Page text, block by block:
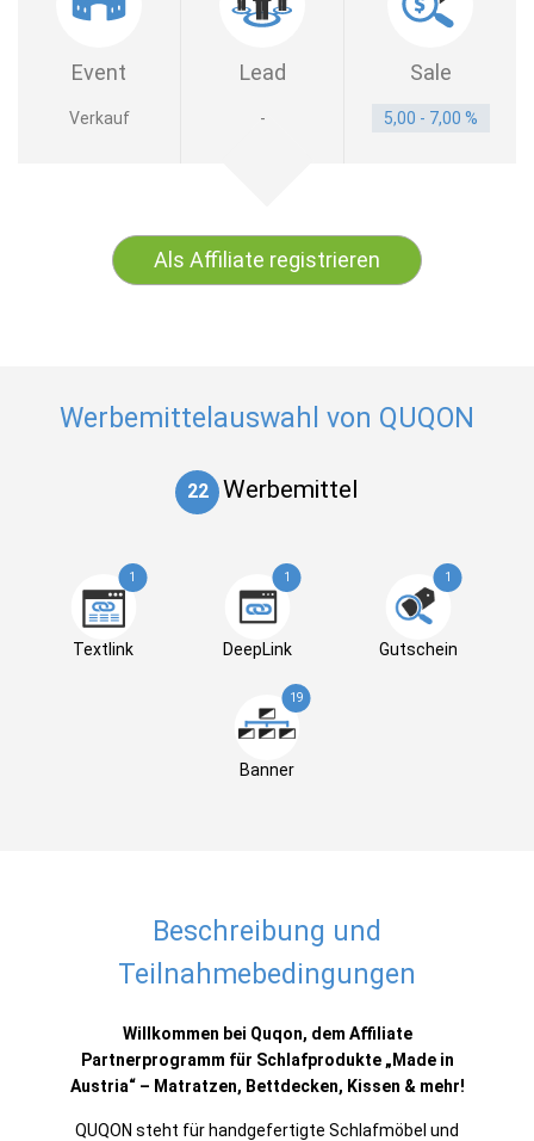
Event Lead Sale
Verkauf - 5,00 - 7,00 %
Als Affiliate registrieren
Werbemittelauswahl von QUQON
22 Werbemittel
1
Textlink
1
DeepLink
1
Gutschein
19
Banner
Beschreibung und
Teilnahmebedingungen
Willkommen bei Quqon, dem Affiliate
Partnerprogramm für Schlafprodukte „Made in
Austria“ – Matratzen, Bettdecken, Kissen & mehr!
QUQON steht für handgefertigte Schlafmöbel und